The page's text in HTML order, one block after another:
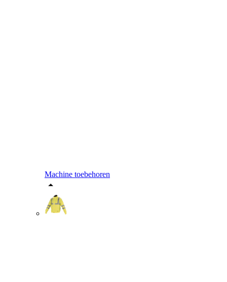
Machine toebehoren